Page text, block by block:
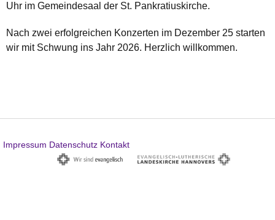
Uhr im Gemeindesaal der St. Pankratiuskirche.
Nach zwei erfolgreichen Konzerten im Dezember 25 starten
wir mit Schwung ins Jahr 2026. Herzlich willkommen.
Impressum Datenschutz Kontakt